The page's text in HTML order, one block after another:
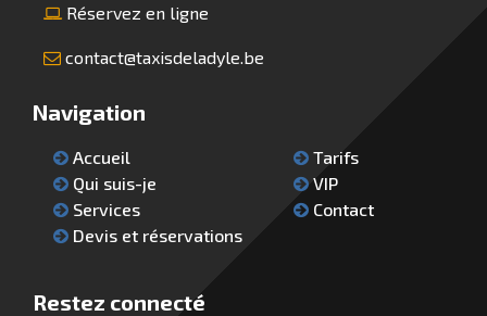
Réservez en ligne
contact@taxisdeladyle.be
Navigation
Accueil
Qui suis-je
Services
Devis et réservations
Tarifs
VIP
Contact
Restez connecté